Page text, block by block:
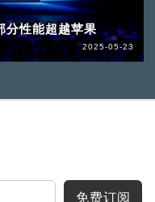
分性能超越苹果
2025-05-23
免费订阅